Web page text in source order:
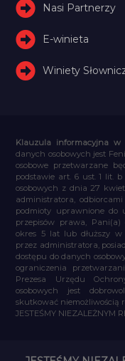
Nasi Partnerzy
E-winieta
Winiety
Klauzula informacyjna w
danych osobowych jest
osobowe przetwarzane
podstawie art. 6 ust. 1 lit.
osobowych z dnia 27
administratora,
podmioty uprawnione do
przepisów prawa,
okres 5 lat lub dłuższy
przez administratora,
dostępu do danych
ograniczenia
Prezesa Urzędu
osobowych jest
skutkować niemożliwością
JESTEŚMY NIEZALEŻNYM